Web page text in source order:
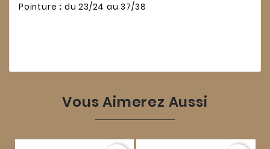
Pointure : du 23/24 au 37/38
Vous Aimerez Aussi